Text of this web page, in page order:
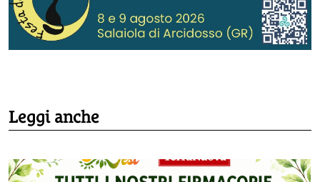
Leggi anche